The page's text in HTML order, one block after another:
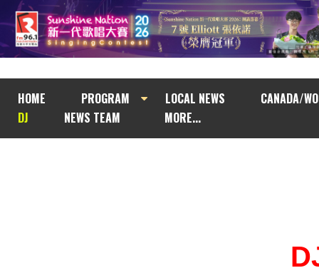
HOME PROGRAM LOCAL NEWS
CANADA/
DJ
NEWS TEAM MORE...